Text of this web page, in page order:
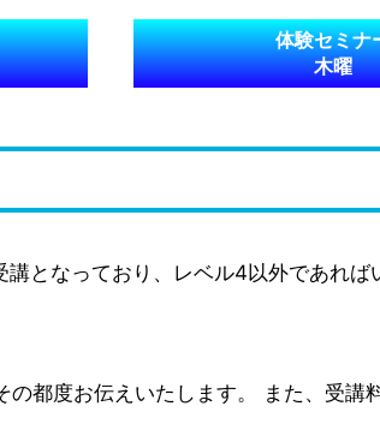
体験セミナ
木曜
講となっており、レベル4以外であれ
都度お伝えいたします。 また、受講